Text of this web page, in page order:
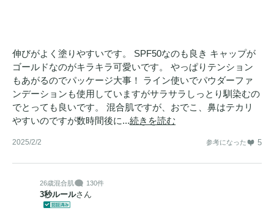
伸びがよく塗りやすいです。 SPF50なのも良き キャップが
ゴールドなのがキラキラ可愛いです。 やっぱりテンション
もあがるのでパッケージ大事！ ライン使いでパウダーファ
ンデーションも使用していますがサラサラしっとり馴染むの
でとっても良いです。 混合肌ですが、おでこ、鼻はテカリ
やすいのですが数時間後に...続きを読む
2025/2/2 参考になった 5
26歳混合肌 130件
3秒ルールさん